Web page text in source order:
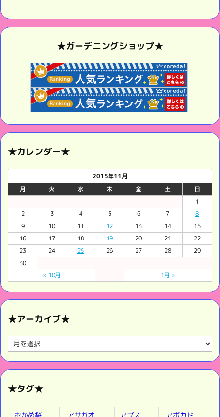
★ガーデニングショップ★
★カレンダー★
2015年11月
月
火 水 木 金 土 日
« 10月 1月 »
1
2
3 4 5 6 7
8
9
10 11 12 13 14
15
16
17 18 19 20 21
22
23
24 25 26 27 28
29
30
★アーカイブ★
★
ア
ー
カ
イ
ブ
★タグ★
おかめ桜 アサガオ アプス アボカド